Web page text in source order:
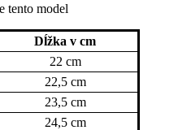
tento model
Dĺžka v cm
22 cm
22,5 cm
23,5 cm
24,5 cm